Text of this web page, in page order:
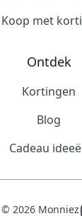
Koop met
Ontdek
Kortingen
Blog
Cadeau
© 2026 Monniez